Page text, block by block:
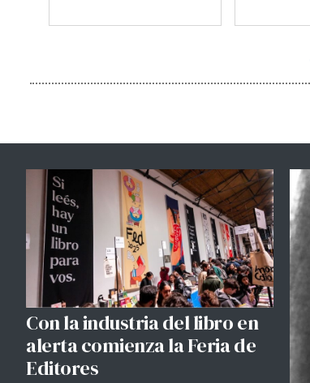
Con la industria del libro en
alerta comienza la Feria de
Editores